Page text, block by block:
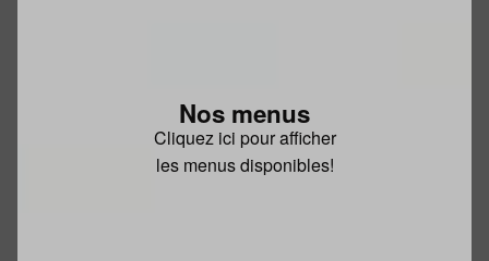
Nos menus
Cliquez ici pour afficher
les menus disponibles!